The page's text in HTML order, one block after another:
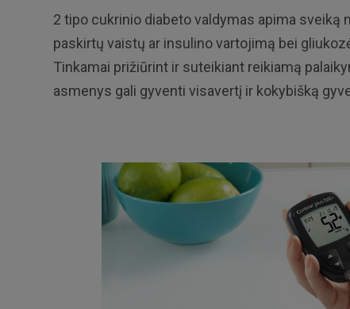
2 tipo cukrinio diabeto valdymas apima sveiką
paskirtų vaistų ar insulino vartojimą bei
Tinkamai prižiūrint ir suteikiant reikiamą
asmenys gali gyventi visavertį ir kokybišką